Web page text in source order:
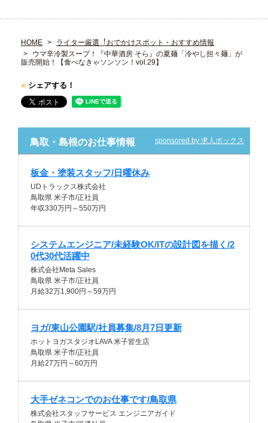
HOME
ライター厳選︕おでかけスポット・おすすめ情報
ウマ辛冷製スープ！『中華酒房 そら』の夏麺「冷やし担々麺」が
販売開始！【食べなきゃソンソン！vol.29】
■ シェアする！
鳥取・島根のお仕事情報 sponsored by 求人ボックス
板金・塗装スタッフ/日曜休み
UDトラックス株式会社
鳥取県 米子市/正社員
年収330万円～550万円
システムエンジニア/未経験OK/ITの設計図を描く/2
0代30代活躍中
株式会社Meta Sales
鳥取県 米子市/正社員
月給32万1,900円～59万円
ヨガ/東山公園駅/社員募集/8月7日更新
ホットヨガスタジオLAVA 米子皆生店
鳥取県 米子市/正社員
月給27万円～60万円
大手ゼネコンでのお仕事です/鳥取県
株式会社スタッフサービス エンジニアガイド